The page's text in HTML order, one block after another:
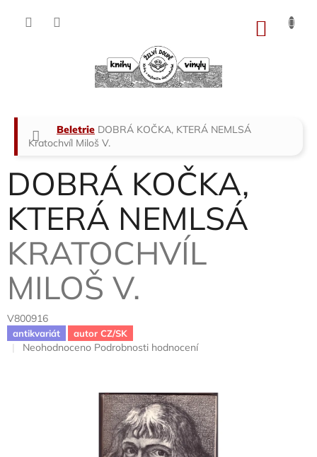
Domů
Beletrie DOBRÁ KOČKA, KTERÁ NEMLSÁ
Kratochvíl Miloš V.
DOBRÁ KOČKA,
KTERÁ NEMLSÁ
KRATOCHVÍL
MILOŠ V.
V800916
antikvariát autor CZ/SK
Průměrné
Neohodnoceno Podrobnosti hodnocení